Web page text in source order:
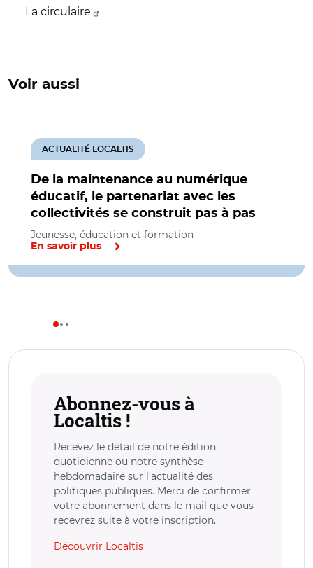
La circulaire
Voir aussi
De la maintenance au numérique
éducatif, le partenariat avec les
collectivités se construit pas à pas
ACTUALITÉ LOCALTIS
Jeunesse, éducation et formation
En savoir plus
Abonnez-vous à
Localtis !
Recevez le détail de notre édition
quotidienne ou notre synthèse
hebdomadaire sur l’actualité des
politiques publiques. Merci de confirmer
votre abonnement dans le mail que vous
recevrez suite à votre inscription.
Découvrir Localtis